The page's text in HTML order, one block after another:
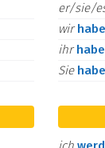
er/sie/
wir
ihr
Sie